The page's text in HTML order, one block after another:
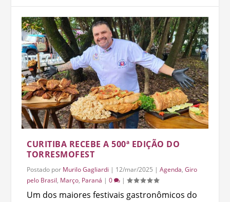
CURITIBA RECEBE A 500ª EDIÇÃO DO
TORRESMOFEST
Postado por Murilo Gagliardi | 12/mar/2025 |Agenda,Giro
pelo Brasil, Março, Paraná |0 |
Um dos maiores festivais gastronômicos do